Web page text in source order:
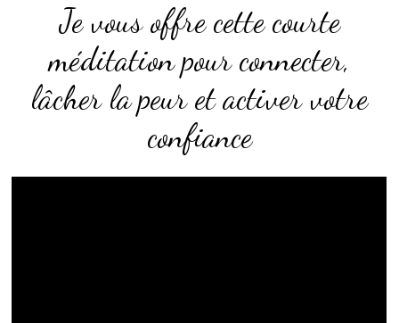
Je vous offre cette courte
méditation pour connecter,
lâcher la peur et activer votre
confiance